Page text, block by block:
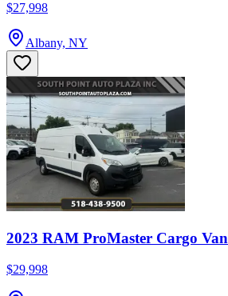
$27,998
Albany, NY
2023 RAM ProMaster Cargo Van
$29,998